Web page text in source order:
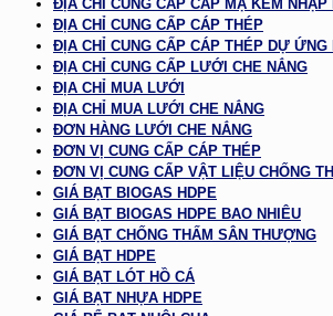
ĐỊA CHỈ CUNG CẤP CÁP MẠ KẼM NHẬP
ĐỊA CHỈ CUNG CẤP CÁP THÉP
ĐỊA CHỈ CUNG CẤP CÁP THÉP DỰ ỨNG
ĐỊA CHỈ CUNG CẤP LƯỚI CHE NẮNG
ĐỊA CHỈ MUA LƯỚI
ĐỊA CHỈ MUA LƯỚI CHE NẮNG
ĐƠN HÀNG LƯỚI CHE NẮNG
ĐƠN VỊ CUNG CẤP CÁP THÉP
ĐƠN VỊ CUNG CẤP VẬT LIỆU CHỐNG
GIÁ BẠT BIOGAS HDPE
GIÁ BẠT BIOGAS HDPE BAO NHIÊU
GIÁ BẠT CHỐNG THẤM SÂN THƯỢNG
GIÁ BẠT HDPE
GIÁ BẠT LÓT HỒ CÁ
GIÁ BẠT NHỰA HDPE